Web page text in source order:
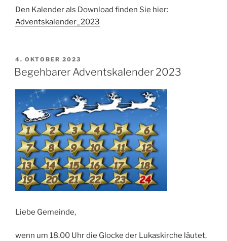
Den Kalender als Download finden Sie hier:
Adventskalender_2023
VERÖFFENTLICHT
AM
4. OKTOBER 2023
Begehbarer Adventskalender 2023
Liebe Gemeinde,
wenn um 18.00 Uhr die Glocke der Lukaskirche läutet,